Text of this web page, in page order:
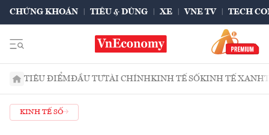
CHỨNG KHOÁN TIÊU & DÙNG XE VNE TV TECH
TIÊU ĐIỂMĐẦU TƯTÀI CHÍNHKINH TẾ SỐKINH TẾ XANH
KINH TẾ SỐ